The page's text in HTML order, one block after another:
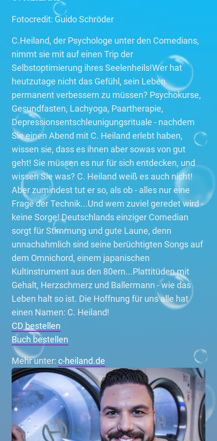
Fotocredit: Guido Schröder
C.Heiland, der Psychologe unter den Comedians,
nimmt sie mit auf einen Trip der
Selbstoptimierung ihres Seelenheils!Wer hat
heutzutage nicht das Gefühl, sein Leben
permanent verbessern zu müssen? Psychokurse,
Gesundfasten, Lachyoga, Paartherapie,
Depressionsentschleunigungsrituale - nachdem
Sie einen Abend mit C. Heiland erlebt haben,
wissen sie, dass es ihnen aber sowas von gut
geht! Sie müssen es nur für sich entdecken, und
wissen Sie was? C. Heiland weiß es auch nicht!
Aber zumindest tut er so, als ob - alles nur eine
Frage der Technik...Und wem zuviel geredet wird -
keine Sorge! Deutschlands einziger Comedian
sorgt für Stimmung und gute Laune, denn
unnachahmlich sind seine berüchtigten Songs auf
dem Omnichord, einem japanischen
Kultinstrument aus den 80ern...Plattitüden mit
Gehalt, Herzschmerz und Ballermann - wie das
Leben halt so ist. Die Hoffnung für uns alle hat
einen Namen: C. Heiland!
CD bestellen
Buch bestellen
Mehr unter: c-heiland.de